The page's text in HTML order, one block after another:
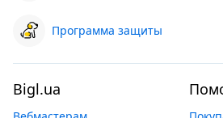
Программа защиты
Bigl.ua